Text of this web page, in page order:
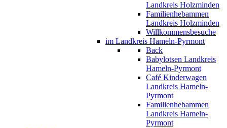
Landkreis Holzminden
Familienhebammen
Landkreis Holzminden
Willkommensbesuche
im Landkreis Hameln-Pyrmont
Back
Babylotsen Landkreis
Hameln-Pyrmont
Café Kinderwagen
Landkreis Hameln-
Pyrmont
Familienhebammen
Landkreis Hameln-
Pyrmont